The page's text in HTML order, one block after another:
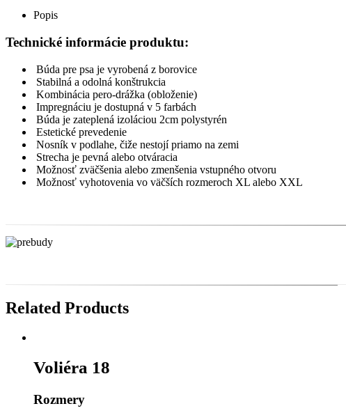
Popis
Technické informácie produktu:
Búda pre psa je vyrobená z borovice
Stabilná a odolná konštrukcia
Kombinácia pero-drážka (obloženie)
Impregnáciu je dostupná v 5 farbách
Búda je zateplená izoláciou 2cm polystyrén
Estetické prevedenie
Nosník v podlahe, čiže nestojí priamo na zemi
Strecha je pevná alebo otváracia
Možnosť zväčšenia alebo zmenšenia vstupného otvoru
Možnosť vyhotovenia vo väčších rozmeroch XL alebo XXL
Related Products
Voliéra 18
Rozmery